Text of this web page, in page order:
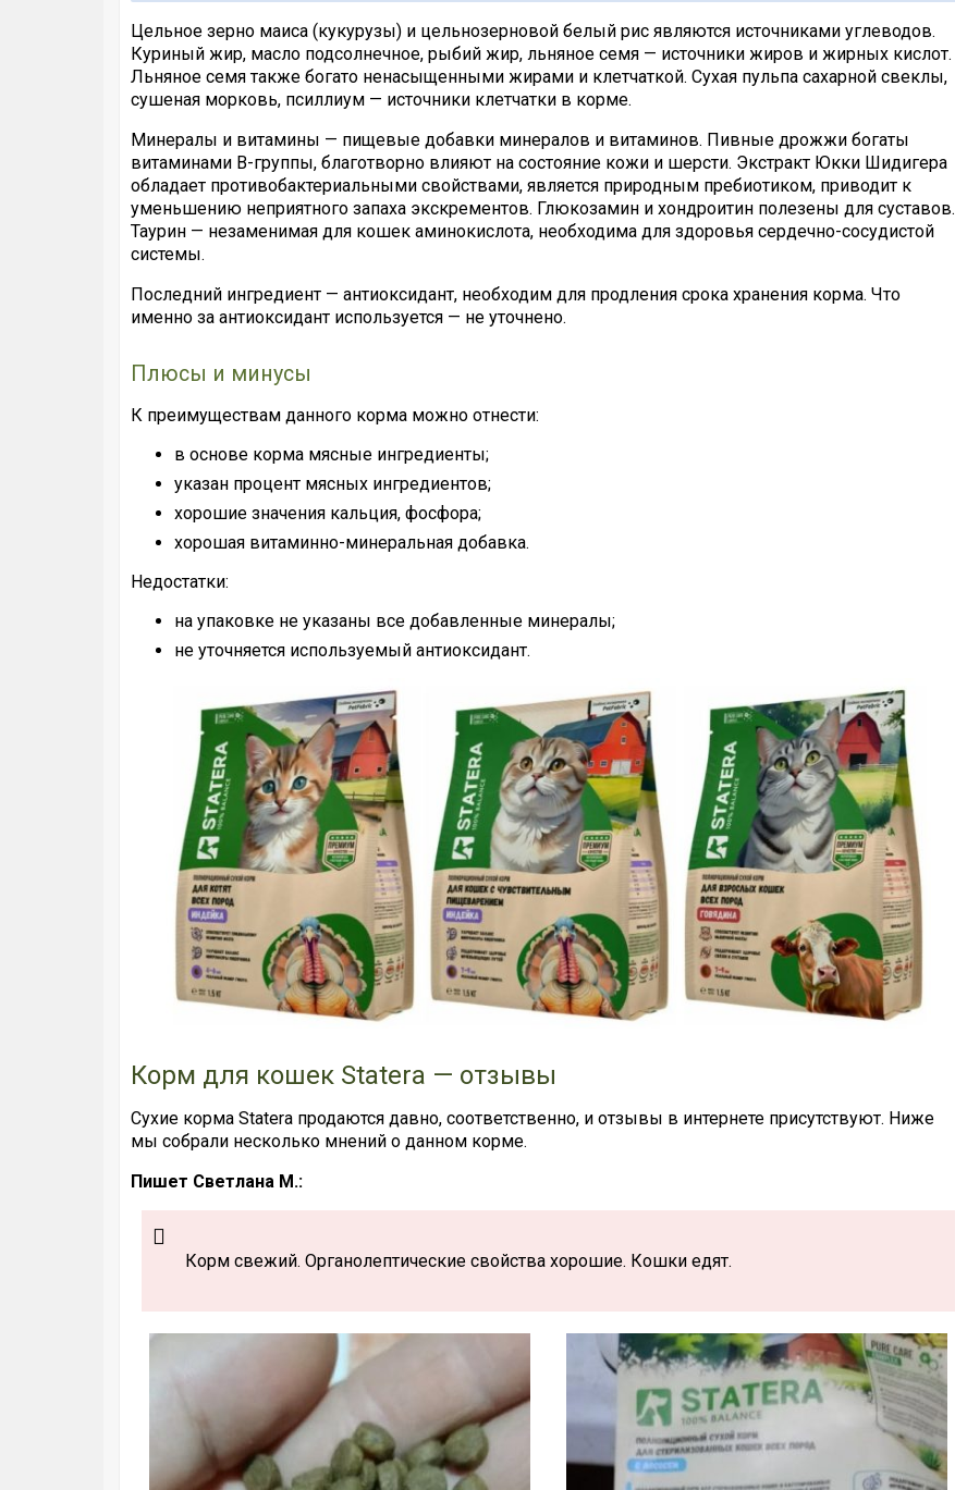
Цельное зерно маиса (кукурузы) и цельнозерновой белый рис являются источниками углеводов.
Куриный жир, масло подсолнечное, рыбий жир, льняное семя — источники жиров и жирных кислот.
Льняное семя также богато ненасыщенными жирами и клетчаткой. Сухая пульпа сахарной свеклы,
сушеная морковь, псиллиум — источники клетчатки в корме.
Минералы и витамины — пищевые добавки минералов и витаминов. Пивные дрожжи богаты
витаминами B-группы, благотворно влияют на состояние кожи и шерсти. Экстракт Юкки Шидигера
обладает противобактериальными свойствами, является природным пребиотиком, приводит к
уменьшению неприятного запаха экскрементов. Глюкозамин и хондроитин полезены для суставов.
Таурин — незаменимая для кошек аминокислота, необходима для здоровья сердечно-сосудистой
системы.
Последний ингредиент — антиоксидант, необходим для продления срока хранения корма. Что
именно за антиоксидант используется — не уточнено.
Плюсы и минусы
К преимуществам данного корма можно отнести:
в основе корма мясные ингредиенты;
указан процент мясных ингредиентов;
хорошие значения кальция, фосфора;
хорошая витаминно-минеральная добавка.
Недостатки:
на упаковке не указаны все добавленные минералы;
не уточняется используемый антиоксидант.
Корм для кошек Statera — отзывы
Сухие корма Statera продаются давно, соответственно, и отзывы в интернете присутствуют. Ниже
мы собрали несколько мнений о данном корме.
Пишет Светлана М.:
Корм свежий. Органолептические свойства хорошие. Кошки едят.